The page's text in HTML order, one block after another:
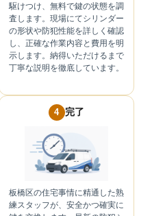
駆けつけ、無料で鍵の状態を調
査します。現場にてシリンダー
の形状や防犯性能を詳しく確認
し、正確な作業内容と費用を明
示します。納得いただけるまで
丁寧な説明を徹底しています。
4 完了
板橋区の住宅事情に精通した熟
練スタッフが、安全かつ確実に